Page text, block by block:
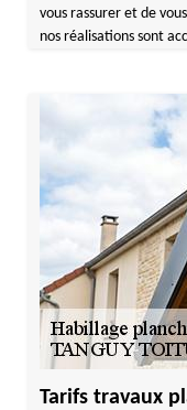
vous rassurer et de
nos réalisations sont
Tarifs travaux